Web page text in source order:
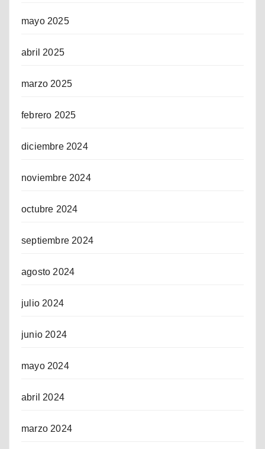
mayo 2025
abril 2025
marzo 2025
febrero 2025
diciembre 2024
noviembre 2024
octubre 2024
septiembre 2024
agosto 2024
julio 2024
junio 2024
mayo 2024
abril 2024
marzo 2024